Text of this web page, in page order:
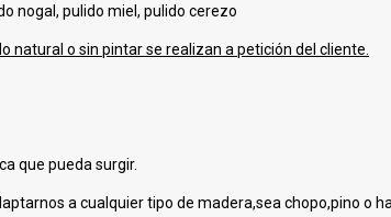
nogal, pulido miel, pulido cerezo
natural o sin pintar se realizan a petición del cliente.
que pueda surgir.
a cualquier tipo de madera,sea chopo,pino o